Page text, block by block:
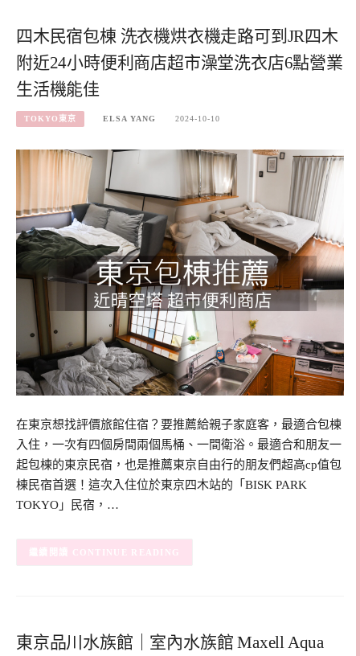
四木民宿包棟 洗衣機烘衣機走路可到JR四木
附近24小時便利商店超市澡堂洗衣店6點營業
生活機能佳
TOKYO東京 ELSA YANG 2024-10-10
在東京想找評價旅館住宿？要推薦給親子家庭客，最適合包棟
入住，一次有四個房間兩個馬桶、一間衛浴。最適合和朋友一
起包棟的東京民宿，也是推薦東京自由行的朋友們超高cp值包
棟民宿首選！這次入住位於東京四木站的「BISK PARK
TOKYO」民宿，…
CONTINUE READING
東京品川水族館｜室內水族館 Maxell Aqua